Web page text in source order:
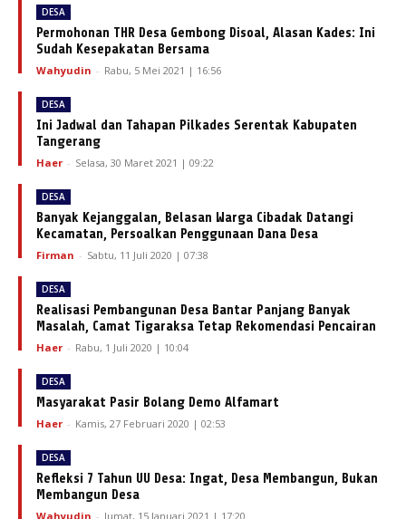
DESA
Permohonan THR Desa Gembong Disoal, Alasan Kades: Ini
Sudah Kesepakatan Bersama
Wahyudin - Rabu, 5 Mei 2021 | 16:56
DESA
Ini Jadwal dan Tahapan Pilkades Serentak Kabupaten
Tangerang
Haer - Selasa, 30 Maret 2021 | 09:22
DESA
Banyak Kejanggalan, Belasan Warga Cibadak Datangi
Kecamatan, Persoalkan Penggunaan Dana Desa
Firman - Sabtu, 11 Juli 2020 | 07:38
DESA
Realisasi Pembangunan Desa Bantar Panjang Banyak
Masalah, Camat Tigaraksa Tetap Rekomendasi Pencairan
Haer - Rabu, 1 Juli 2020 | 10:04
DESA
Masyarakat Pasir Bolang Demo Alfamart
Haer - Kamis, 27 Februari 2020 | 02:53
DESA
Refleksi 7 Tahun UU Desa: Ingat, Desa Membangun, Bukan
Membangun Desa
Wahyudin - Jumat, 15 Januari 2021 | 17:20